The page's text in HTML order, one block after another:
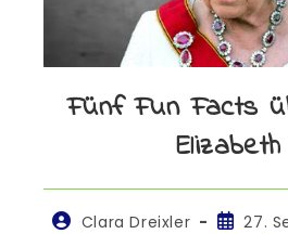
Fünf Fun Facts
Clara Dreixler
27.